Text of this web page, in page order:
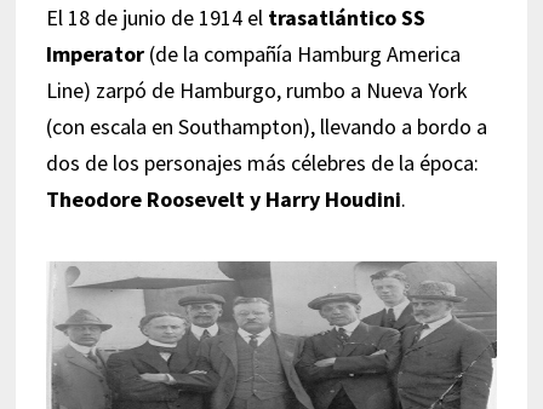
El 18 de junio de 1914 el trasatlántico SS
Imperator(de la compañía Hamburg America
Line) zarpó de Hamburgo, rumbo a Nueva York
(con escala en Southampton), llevando a bordo a
dos de los personajes más célebres de la época:
Theodore Roosevelt y Harry Houdini.